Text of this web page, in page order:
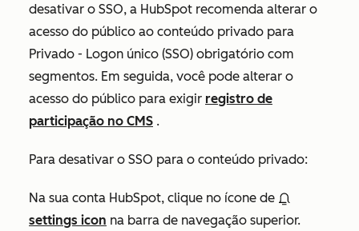
desativar o SSO, a HubSpot recomenda alterar o
acesso do público ao conteúdo privado para
Privado - Logon único (SSO) obrigatório com
segmentos. Em seguida, você pode alterar o
acesso do público para exigir registro de
participação no CMS .
Para desativar o SSO para o conteúdo privado:
Na sua conta HubSpot, clique no ícone de
settings icon na barra de navegação superior.